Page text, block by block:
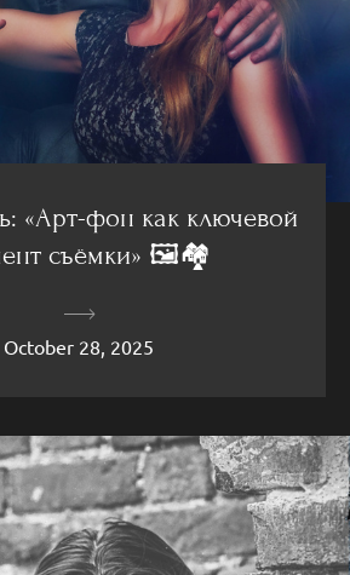
«Арт-фон как ключевой
съёмки» 🖼️🏘️
October 28, 2025